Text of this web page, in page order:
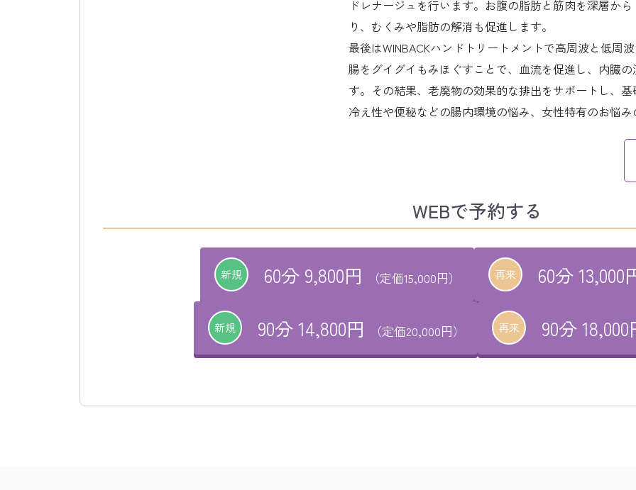
ドレナージュを行います。お腹の脂肪と筋肉を深層か
り、むくみや脂肪の解消も促進します。
最後はWINBACKハンドトリートメントで高周波と低周
腸をグイグイもみほぐすことで、血流を促進し、内臓
す。その結果、老廃物の効果的な排出をサポートし、基
冷え性や便秘などの腸内環境の悩み、女性特有のお悩み
WEBで予約する
新規 60分 9,800円 （定価15,000円） 再来 60分 13,000
新規 90分 14,800円 （定価20,000円） 再来 90分 18,000